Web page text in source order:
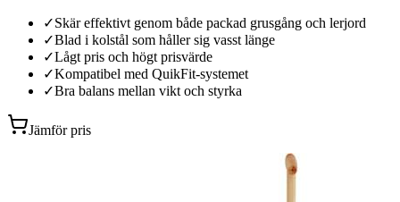
✓Skär effektivt genom både packad grusgång och lerjord
✓Blad i kolstål som håller sig vasst länge
✓Lågt pris och högt prisvärde
✓Kompatibel med QuikFit-systemet
✓Bra balans mellan vikt och styrka
Jämför pris